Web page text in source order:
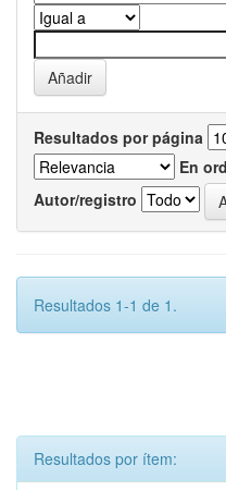
Resultados por página
En
Autor/registro
Resultados 1-1 de 1.
Resultados por ítem: